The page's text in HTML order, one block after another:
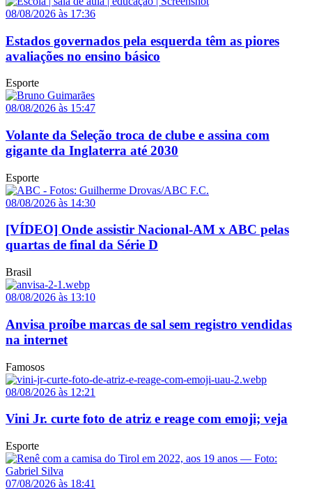
08/08/2026 às 17:36
Estados governados pela esquerda têm as piores
avaliações no ensino básico
Esporte
08/08/2026 às 15:47
Volante da Seleção troca de clube e assina com
gigante da Inglaterra até 2030
Esporte
08/08/2026 às 14:30
[VÍDEO] Onde assistir Nacional-AM x ABC pelas
quartas de final da Série D
Brasil
08/08/2026 às 13:10
Anvisa proíbe marcas de sal sem registro vendidas
na internet
Famosos
08/08/2026 às 12:21
Vini Jr. curte foto de atriz e reage com emoji; veja
Esporte
07/08/2026 às 18:41